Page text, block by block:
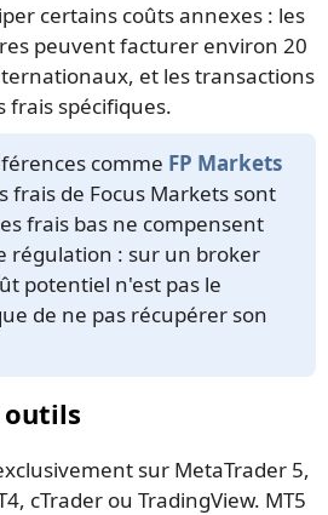
certains coûts annexes : les
peuvent facturer environ 20
et les transactions
frais spécifiques.
comme FP Markets
frais de Focus Markets sont
frais bas ne compensent
régulation : sur un broker
potentiel n'est pas le
de ne pas récupérer son
sur MetaTrader 5,
cTrader ou TradingView. MT5